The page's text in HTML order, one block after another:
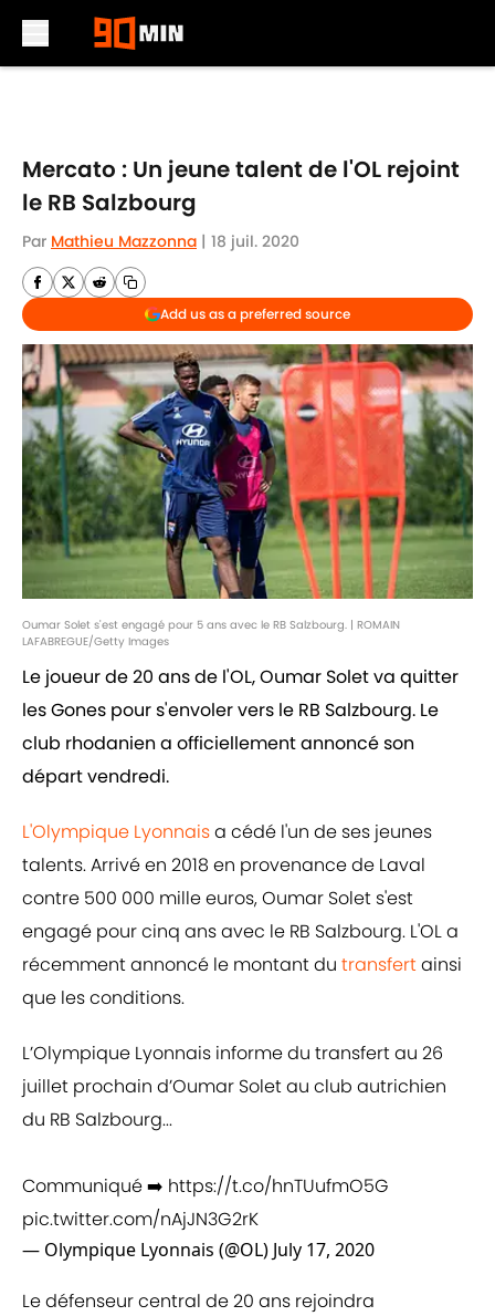
Mercato : Un jeune talent de l'OL rejoint
le RB Salzbourg
Par Mathieu Mazzonna | 18 juil. 2020
Add us as a preferred source
Oumar Solet s'est engagé pour 5 ans avec le RB Salzbourg. | ROMAIN
LAFABREGUE/Getty Images
Le joueur de 20 ans de l'OL, Oumar Solet va quitter
les Gones pour s'envoler vers le RB Salzbourg. Le
club rhodanien a officiellement annoncé son
départ vendredi.
L'Olympique Lyonnaisa cédé l'un de ses jeunes
talents. Arrivé en 2018 en provenance de Laval
contre 500 000 mille euros, Oumar Solet s'est
engagé pour cinq ans avec le RB Salzbourg. L'OL a
récemment annoncé le montant du transfertainsi
que les conditions.
L’Olympique Lyonnais informe du transfert au 26
juillet prochain d’Oumar Solet au club autrichien
du RB Salzbourg...
Communiqué ➡️ https://t.co/hnTUufmO5G
pic.twitter.com/nAjJN3G2rK
— Olympique Lyonnais (@OL) July 17, 2020
Le défenseur central de 20 ans rejoindra